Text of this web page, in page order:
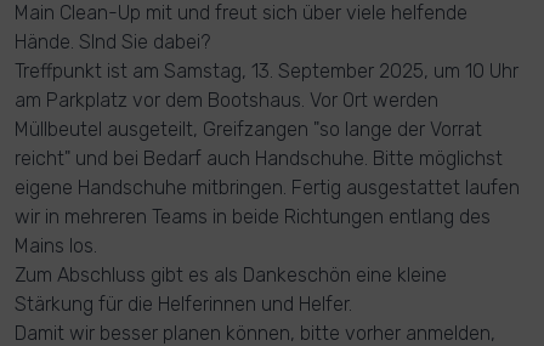
Main Clean-Up mit und freut sich über viele helfende
Hände. SInd Sie dabei?
Treffpunkt ist am Samstag, 13. September 2025, um 10 Uhr
am Parkplatz vor dem Bootshaus. Vor Ort werden
Müllbeutel ausgeteilt, Greifzangen "so lange der Vorrat
reicht" und bei Bedarf auch Handschuhe. Bitte möglichst
eigene Handschuhe mitbringen. Fertig ausgestattet laufen
wir in mehreren Teams in beide Richtungen entlang des
Mains los.
Zum Abschluss gibt es als Dankeschön eine kleine
Stärkung für die Helferinnen und Helfer.
Damit wir besser planen können, bitte vorher anmelden,